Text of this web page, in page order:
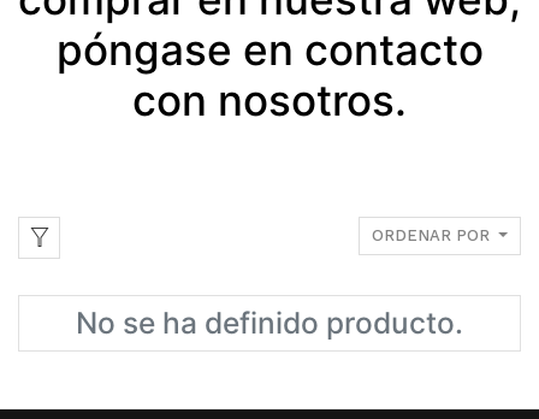
póngase en contacto
con nosotros.
ORDENAR POR
No se ha definido producto.